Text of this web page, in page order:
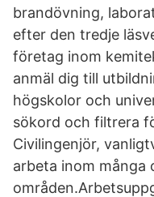
brandövning,
efter den tredje
företag inom
anmäl dig till
högskolor och
sökord och filtrera
Civilingenjör,
arbeta inom många